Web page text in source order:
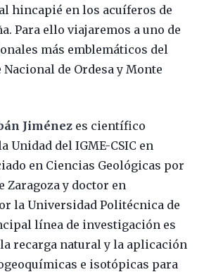
hincapié en los acuíferos de
Para ello viajaremos a uno de
más emblemáticos del
Nacional de Ordesa y Monte
Jiménez es científico
Unidad del IGME-CSIC en
en Ciencias Geológicas por
Zaragoza y doctor en
la Universidad Politécnica de
línea de investigación es
recarga natural y la aplicación
e isotópicas para